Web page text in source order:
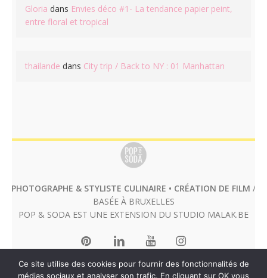
Gloria dans Envies déco #1- La tendance papier peint,
entre floral et tropical
thailande dans City trip / Back to NY : 01 Manhattan
PHOTOGRAPHE & STYLISTE CULINAIRE • CRÉATION DE FILM /
BASÉE À BRUXELLES
POP & SODA EST UNE EXTENSION DU STUDIO MALAK.BE
Ce site utilise des cookies pour fournir des fonctionnalités de
médias sociaux et analyser son trafic. En cliquant sur OK vous